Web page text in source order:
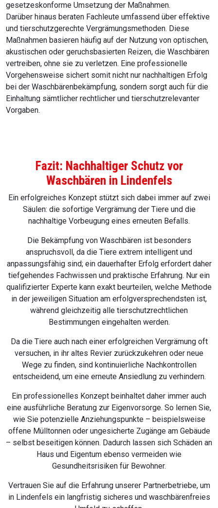
gesetzeskonforme Umsetzung der Maßnahmen.
Darüber hinaus beraten Fachleute umfassend über effektive
und tierschutzgerechte Vergrämungsmethoden. Diese
Maßnahmen basieren häufig auf der Nutzung von optischen,
akustischen oder geruchsbasierten Reizen, die Waschbären
vertreiben, ohne sie zu verletzen. Eine professionelle
Vorgehensweise sichert somit nicht nur nachhaltigen Erfolg
bei der Waschbärenbekämpfung, sondern sorgt auch für die
Einhaltung sämtlicher rechtlicher und tierschutzrelevanter
Vorgaben.
Fazit: Nachhaltiger Schutz vor
Waschbären in Lindenfels
Ein erfolgreiches Konzept stützt sich dabei immer auf zwei
Säulen: die sofortige Vergrämung der Tiere und die
nachhaltige Vorbeugung eines erneuten Befalls.
Die Bekämpfung von Waschbären ist besonders
anspruchsvoll, da die Tiere extrem intelligent und
anpassungsfähig sind; ein dauerhafter Erfolg erfordert daher
tiefgehendes Fachwissen und praktische Erfahrung. Nur ein
qualifizierter Experte kann exakt beurteilen, welche Methode
in der jeweiligen Situation am erfolgversprechendsten ist,
während gleichzeitig alle tierschutzrechtlichen
Bestimmungen eingehalten werden.
Da die Tiere auch nach einer erfolgreichen Vergrämung oft
versuchen, in ihr altes Revier zurückzukehren oder neue
Wege zu finden, sind kontinuierliche Nachkontrollen
entscheidend, um eine erneute Ansiedlung zu verhindern.
Ein professionelles Konzept beinhaltet daher immer auch
eine ausführliche Beratung zur Eigenvorsorge. So lernen Sie,
wie Sie potenzielle Anziehungspunkte – beispielsweise
offene Mülltonnen oder ungesicherte Zugänge am Gebäude
– selbst beseitigen können. Dadurch lassen sich Schäden an
Haus und Eigentum ebenso vermeiden wie
Gesundheitsrisiken für Bewohner.
Vertrauen Sie auf die Erfahrung unserer Partnerbetriebe, um
in Lindenfels ein langfristig sicheres und waschbärenfreies